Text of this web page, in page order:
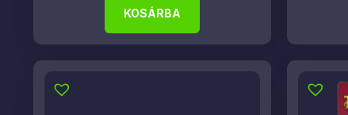
KOSÁRBA